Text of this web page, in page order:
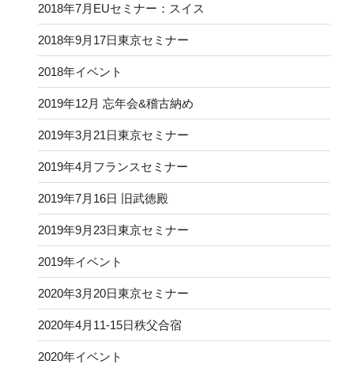
2018年7月EUセミナー：スイス
2018年9月17日東京セミナー
2018年イベント
2019年12月 忘年会&稽古納め
2019年3月21日東京セミナー
2019年4月フランスセミナー
2019年7月16日 旧武徳殿
2019年9月23日東京セミナー
2019年イベント
2020年3月20日東京セミナー
2020年4月11-15日秩父合宿
2020年イベント